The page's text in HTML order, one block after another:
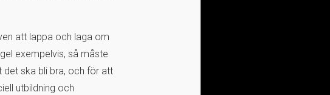
att lappa och laga om
exempelvis, så måste
det ska bli bra, och för att
utbildning och